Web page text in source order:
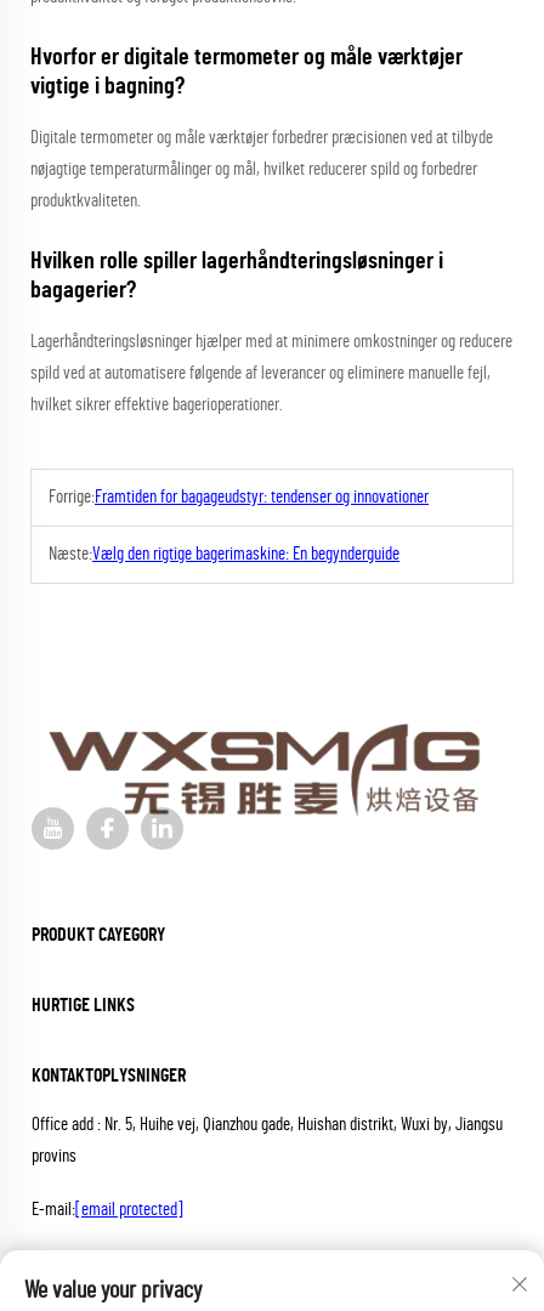
Hvorfor er digitale termometer og måle værktøjer
vigtige i bagning?
Digitale termometer og måle værktøjer forbedrer præcisionen ved at tilbyde
nøjagtige temperaturmålinger og mål, hvilket reducerer spild og forbedrer
produktkvaliteten.
Hvilken rolle spiller lagerhåndteringsløsninger i
bagagerier?
Lagerhåndteringsløsninger hjælper med at minimere omkostninger og reducere
spild ved at automatisere følgende af leverancer og eliminere manuelle fejl,
hvilket sikrer effektive bagerioperationer.
Forrige:Framtiden for bagageudstyr: tendenser og innovationer
Næste:Vælg den rigtige bagerimaskine: En begynderguide
PRODUKT CAYEGORY
HURTIGE LINKS
KONTAKTOPLYSNINGER
Office add : Nr. 5, Huihe vej, Qianzhou gade, Huishan distrikt, Wuxi by, Jiangsu
provins
E-mail: [email protected]
We value your privacy